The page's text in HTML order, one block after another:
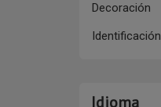
Decoración
Identificación
Idioma